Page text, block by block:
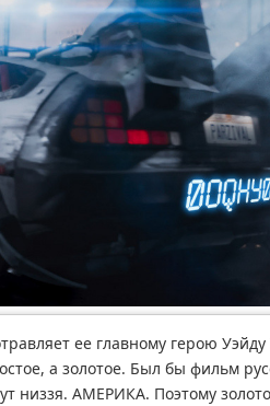
ее главному герою
а золотое. Был бы фильм
низзя. АМЕРИКА. Поэтому